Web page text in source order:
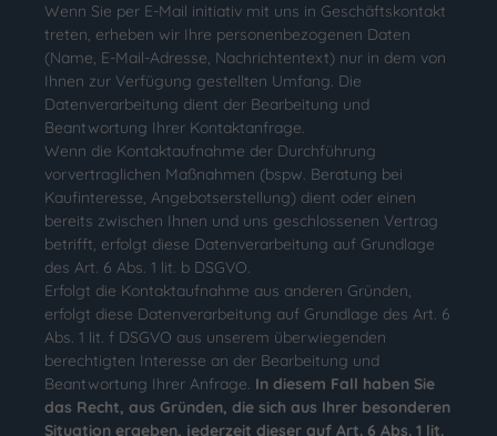
Wenn Sie per E-Mail initiativ mit uns in Geschäftskontakt
treten, erheben wir Ihre personenbezogenen Daten
(Name, E-Mail-Adresse, Nachrichtentext) nur in dem von
Ihnen zur Verfügung gestellten Umfang. Die
Datenverarbeitung dient der Bearbeitung und
Beantwortung Ihrer Kontaktanfrage.
Wenn die Kontaktaufnahme der Durchführung
vorvertraglichen Maßnahmen (bspw. Beratung bei
Kaufinteresse, Angebotserstellung) dient oder einen
bereits zwischen Ihnen und uns geschlossenen Vertrag
betrifft, erfolgt diese Datenverarbeitung auf Grundlage
des Art. 6 Abs. 1 lit. b DSGVO.
Erfolgt die Kontaktaufnahme aus anderen Gründen,
erfolgt diese Datenverarbeitung auf Grundlage des Art. 6
Abs. 1 lit. f DSGVO aus unserem überwiegenden
berechtigten Interesse an der Bearbeitung und
Beantwortung Ihrer Anfrage. In diesem Fall haben Sie
das Recht, aus Gründen, die sich aus Ihrer besonderen
Situation ergeben, jederzeit dieser auf Art. 6 Abs. 1 lit.